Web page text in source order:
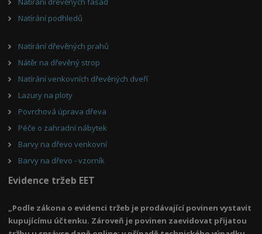
Natírání podhledů
Natírání dřevěných prahů
Nátěr na dřevěný strop
Natírání venkovních dřevěných dveří
Lazury na ploty
Povrchová úprava dřeva
Péče o zahradní nábytek
Barvy na dřevo venkovní
Barvy na dřevo - vzorník
Evidence tržeb EET
„Podle zákona o evidenci tržeb je prodávající povinen vystavit
kupujícímu účtenku. Zároveň je povinen zaevidovat přijatou